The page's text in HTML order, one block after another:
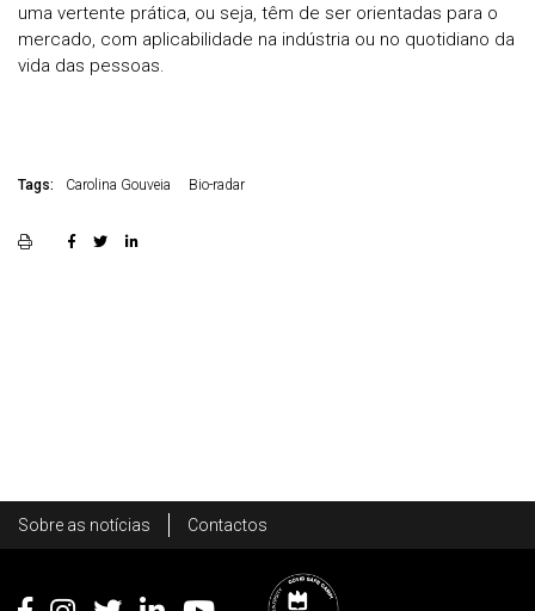
uma vertente prática, ou seja, têm de ser orientadas para o
mercado, com aplicabilidade na indústria ou no quotidiano da
vida das pessoas.
Tags: Carolina Gouveia Bio-radar
Footer
Sobre as notícias Contactos